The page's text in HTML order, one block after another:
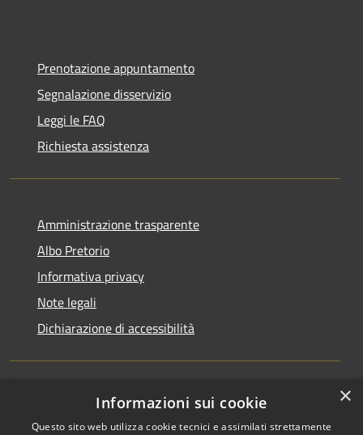
Prenotazione appuntamento
Segnalazione disservizio
Leggi le FAQ
Richiesta assistenza
Amministrazione trasparente
Albo Pretorio
Informativa privacy
Note legali
Dichiarazione di accessibilità
Accessibilità
Comune convenzionato
Astigov
×
Informazioni sui cookie
Questo sito web utilizza cookie tecnici e assimilati strettamente